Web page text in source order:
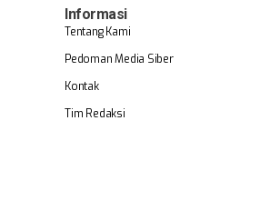
Informasi
Tentang Kami
Pedoman Media Siber
Kontak
Tim Redaksi